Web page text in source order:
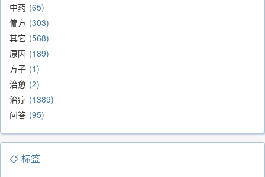
中药 65
偏方 303
其它 568
原因 189
方子 1
治愈 2
治疗 1389
问答 95
标签